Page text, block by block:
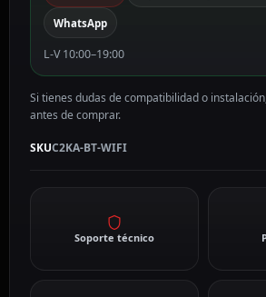
WhatsApp
L-V 10:00–19:00
Si tienes dudas de compatibilidad o
antes de comprar.
SKUC2KA-BT-WIFI
Soporte técnico